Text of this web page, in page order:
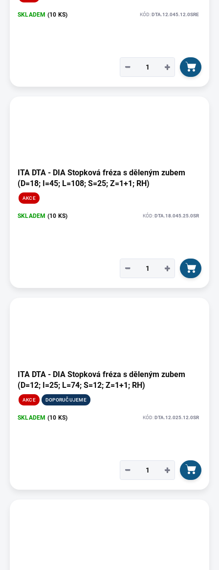
SKLADEM (10 KS) KÓD:DTA.12.045.12.0SRE
+
−
ITA DTA - DIA Stopková fréza s děleným zubem
(D=18; I=45; L=108; S=25; Z=1+1; RH)
AKCE
SKLADEM (10 KS) KÓD: DTA.18.045.25.0SR
+
−
ITA DTA - DIA Stopková fréza s děleným zubem
(D=12; I=25; L=74; S=12; Z=1+1; RH)
AKCE DOPORUČUJEME
SKLADEM (10 KS) KÓD:DTA.12.025.12.0SR
+
−